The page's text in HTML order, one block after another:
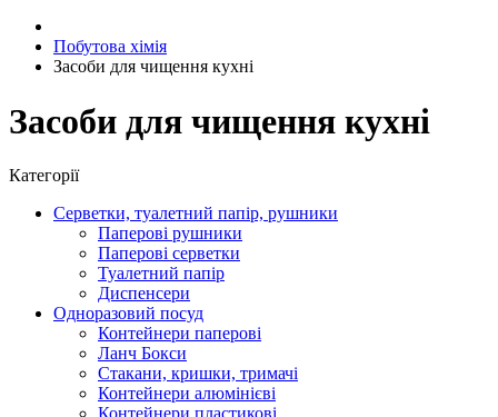
Побутова хімія
Засоби для чищення кухні
Засоби для чищення кухні
Категорії
Серветки, туалетний папір, рушники
Паперові рушники
Паперові серветки
Туалетний папір
Диспенсери
Одноразовий посуд
Контейнери паперові
Ланч Бокси
Стакани, кришки, тримачі
Контейнери алюмінієві